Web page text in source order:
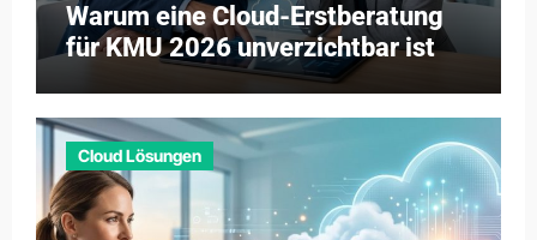
Warum eine Cloud-Erstberatung
für KMU 2026 unverzichtbar ist
Cloud Lösungen